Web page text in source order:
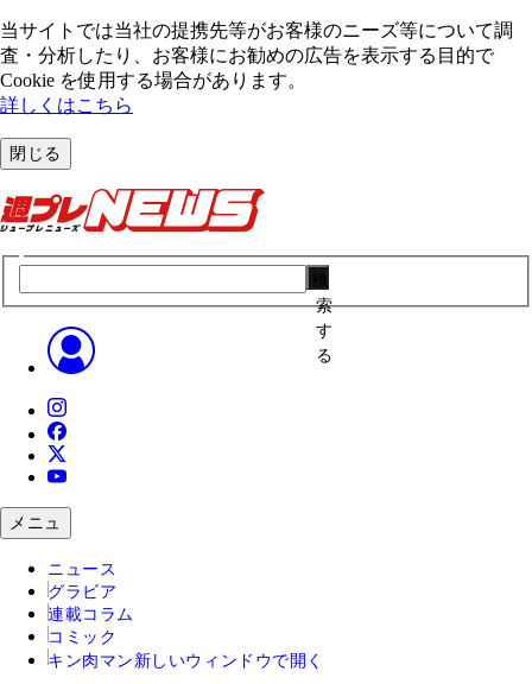
当サイトでは当社の提携先等がお客様のニーズ等について調
査・分析したり、お客様にお勧めの広告を表⽰する⽬的で
Cookie を使⽤する場合があります。
詳しくはこちら
閉じる
索
す
る
メニュ
ニュース
グラビア
連載コラム
コミック
キン肉マン 新しいウィンドウで開く